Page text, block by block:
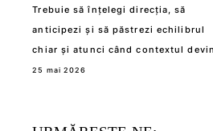
Trebuie să înțelegi direcția, să
anticipezi și să păstrezi echilibrul
chiar și atunci când contextul
25 mai 2026